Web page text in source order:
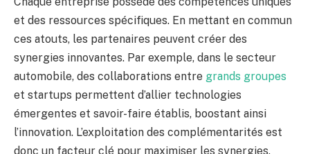
et des ressources spécifiques. En mettant en commun
ces atouts, les partenaires peuvent créer des
synergies innovantes. Par exemple, dans le secteur
automobile, des collaborations entre grands groupes
et startups permettent d’allier technologies
émergentes et savoir-faire établis, boostant ainsi
l’innovation. L’exploitation des complémentarités est
donc un facteur clé pour maximiser les synergies.